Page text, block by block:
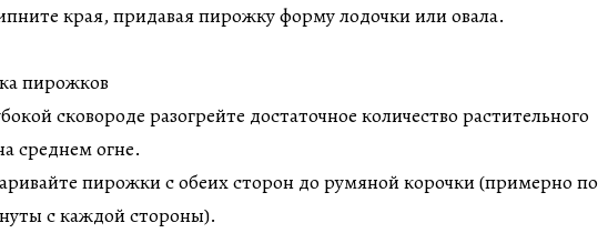
края, придавая пирожку форму лодочки или овала.
пирожков
сковороде разогрейте достаточное количество растительного
среднем огне.
пирожки с обеих сторон до румяной корочки (примерно по
с каждой стороны).